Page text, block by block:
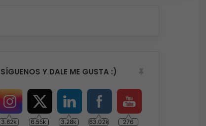
SÍGUENOS Y DALE ME GUSTA :)
3.62k 6.55k 3.28k 63.02k 276